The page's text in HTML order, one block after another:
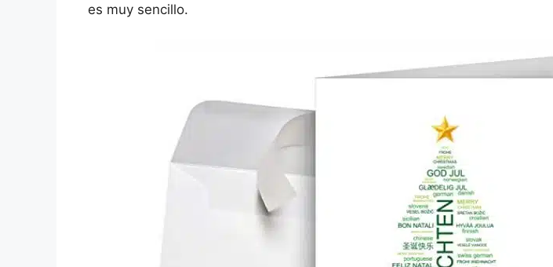
es muy sencillo.